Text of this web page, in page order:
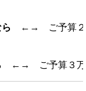
←→ ご予算２
←→ ご予算３